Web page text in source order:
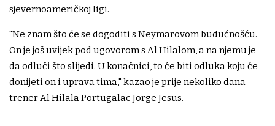
sjevernoameričkoj ligi.
"Ne znam što će se dogoditi s Neymarovom budućnošću.
On je još uvijek pod ugovorom s Al Hilalom, a na njemu je
da odluči što slijedi. U konačnici, to će biti odluka koju će
donijeti on i uprava tima," kazao je prije nekoliko dana
trener Al Hilala Portugalac Jorge Jesus.